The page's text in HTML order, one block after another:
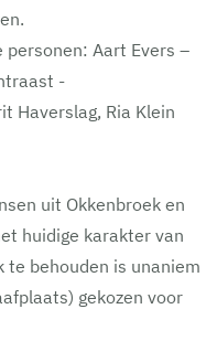
Aart Evers –
-
Haverslag, Ria Klein
uit Okkenbroek en
huidige karakter van
te behouden is unaniem
gekozen voor